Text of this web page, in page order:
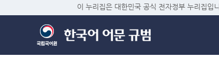
이 누리집은 대한민국 공식 전자정부 누리집입